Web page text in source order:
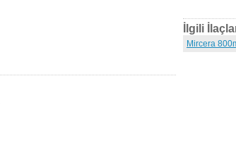
İlgili
Mircera